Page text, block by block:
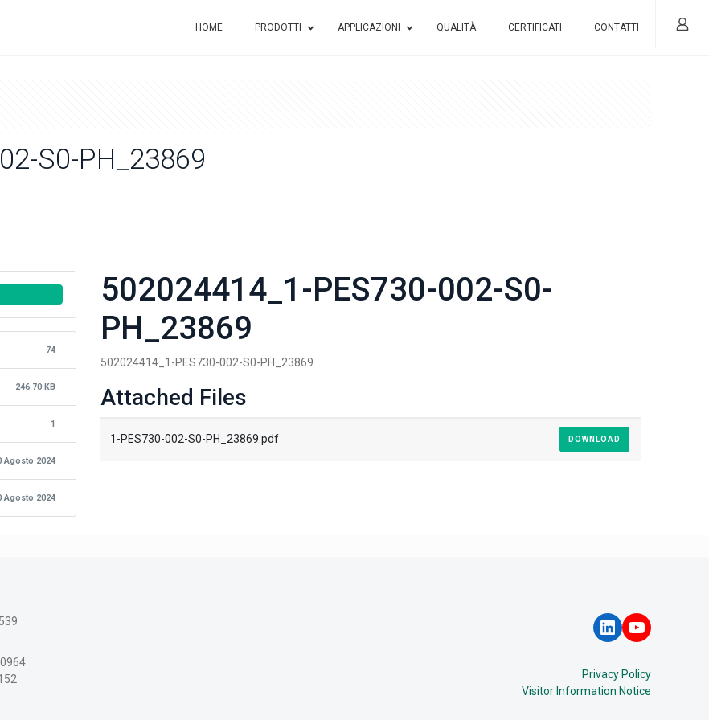
HOME PRODOTTI APPLICAZIONI QUALITÀ CERTIFICATI CONTATTI
S0-PH_23869
74
246.70 KB
1
Agosto 2024
Agosto 2024
502024414_1-PES730-002-S0-
PH_23869
502024414_1-PES730-002-S0-PH_23869
Attached Files
1-PES730-002-S0-PH_23869.pdf DOWNLOAD
LinkedIn
YouTube
Privacy Policy
Visitor Information Notice